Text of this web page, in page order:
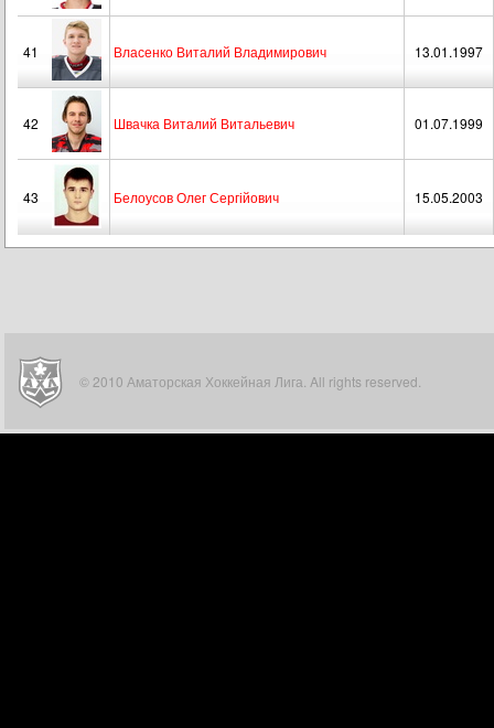
41 Власенко Виталий Владимирович 13.01.1997
42 Швачка Виталий Витальевич 01.07.1999
43 Белоусов Олег Сергійович 15.05.2003
© 2010 Аматорская Хоккейная Лига. All rights reserved.